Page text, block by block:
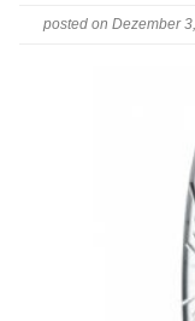
posted on Dezember